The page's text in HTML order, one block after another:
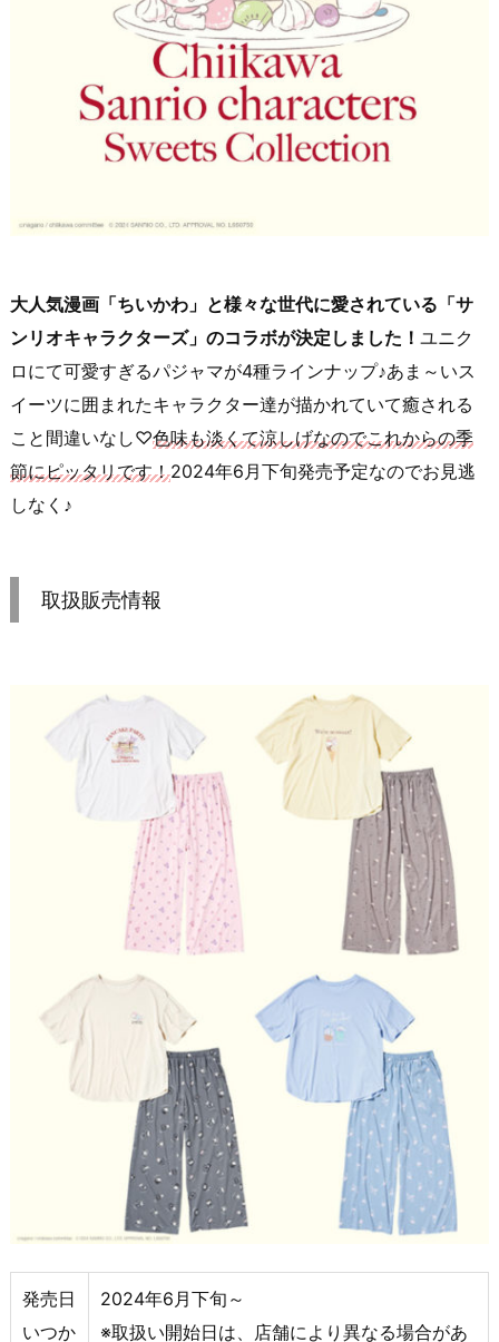
大人気漫画「ちいかわ」と様々な世代に愛されている「サ
ンリオキャラクターズ」のコラボが決定しました！ ユニク
ロにて可愛すぎるパジャマが4種ラインナップ♪あま～いス
イーツに囲まれたキャラクター達が描かれていて癒される
こと間違いなし♡色味も淡くて涼しげなのでこれからの季
節にピッタリです！2024年6月下旬発売予定なのでお見逃
しなく♪
取扱販売情報
発売日
いつか
2024年6月下旬～
※取扱い開始日は、店舗により異なる場合があ